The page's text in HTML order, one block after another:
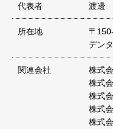
代表者 渡邊
所在地
〒
デン
関連会社
株式
株式
株式
株式
株式